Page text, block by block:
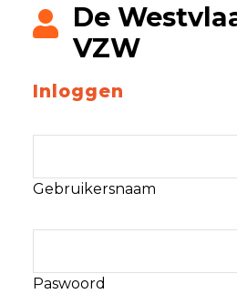
De
VZW
Inloggen
Gebruikersnaam
Paswoord